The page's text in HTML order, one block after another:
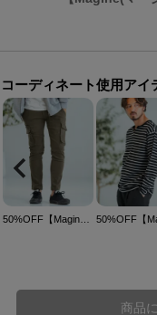
コーディネート使用アイ
商品